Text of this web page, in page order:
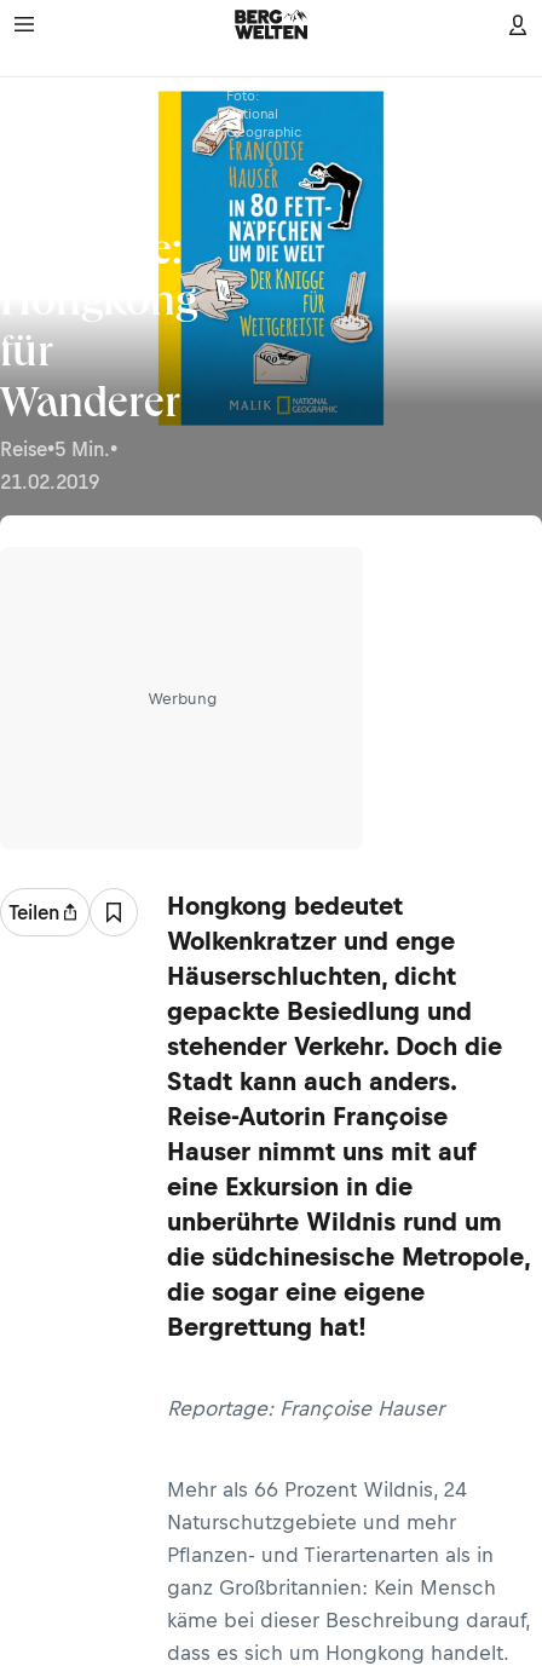
Haustüre:
Hongkong
für
Wanderer
Reise•5 Min.•
21.02.2019
Foto:
National
Geographic
Werbung
Teilen
Hongkong bedeutet
Wolkenkratzer und enge
Häuserschluchten, dicht
gepackte Besiedlung und
stehender Verkehr. Doch die
Stadt kann auch anders.
Reise-Autorin Françoise
Hauser nimmt uns mit auf
eine Exkursion in die
unberührte Wildnis rund um
die südchinesische Metropole,
die sogar eine eigene
Bergrettung hat!
Reportage: Françoise Hauser
Mehr als 66 Prozent Wildnis, 24
Naturschutzgebiete und mehr
Pflanzen- und Tierartenarten als in
ganz Großbritannien: Kein Mensch
käme bei dieser Beschreibung darauf,
dass es sich um Hongkong handelt.